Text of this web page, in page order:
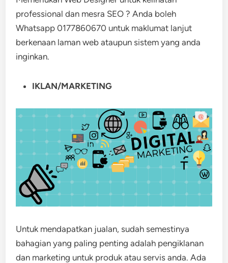
professional dan mesra SEO ? Anda boleh
Whatsapp 0177860670 untuk maklumat lanjut
berkenaan laman web ataupun sistem yang anda
inginkan.
IKLAN/MARKETING
Untuk mendapatkan jualan, sudah semestinya
bahagian yang paling penting adalah pengiklanan
dan marketing untuk produk atau servis anda. Ada